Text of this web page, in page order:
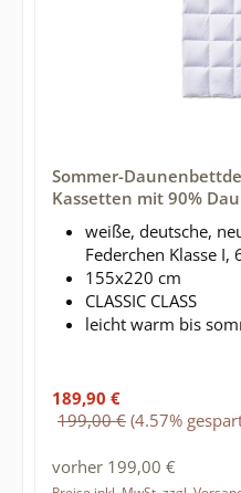
Sommer-
Kassetten mit 90%
gefüllt - Marke
weiße, deutsche,
Federchen Klasse I,
155x220 cm
CLASSIC CLASS
leicht warm bis
Verkaufspreis:
189,90 €
Regulärer Preis:
199,00 € (4.57%
vorher 199,00 €